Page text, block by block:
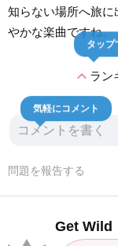
知らない場所へ旅
やかな楽曲ですね。
expand_lessラン
タップ
気軽にコメント
問題を報告する
Get Wild